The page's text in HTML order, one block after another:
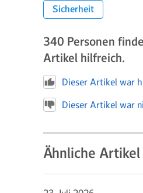
Sicherheit
340 Personen
Artikel hilfreich.
Dieser Artikel war
Dieser Artikel war
Ähnliche Artikel